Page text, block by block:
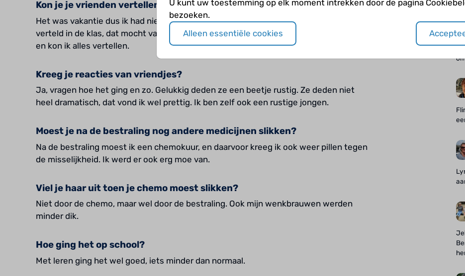
Kon je je vrienden vertellen hierover?
Het was vakantie dus ik had niet veel contact. Na de vakantie had de meester al wat
verteld in de klas, dat mocht van ons. Na een paar weken ging ik langs in de rolstoel
en kon ik alles vertellen.
Kreeg je reacties van vriendjes?
Ja, vragen hoe het ging en zo. Gelukkig deden ze een beetje rustig. Ze deden niet
heel dramatisch, dat vond ik wel prettig. Ik ben zelf ook een rustige jongen.
Moest je na de bestraling nog andere medicijnen slikken?
Na de bestraling moest ik een chemokuur, en daarvoor kreeg ik ook weer pillen tegen
de misselijkheid. Ik werd er ook erg moe van.
Viel je haar uit toen je chemo moest slikken?
Niet door de chemo, maar wel door de bestraling. Ook mijn wenkbrauwen werden
minder dik.
Hoe ging het op school?
Met leren ging het wel goed, iets minder dan normaal.
U kunt uw toestemming op elk moment intrekken door de pagina
bezoeken.
Alleen essentiële cookies